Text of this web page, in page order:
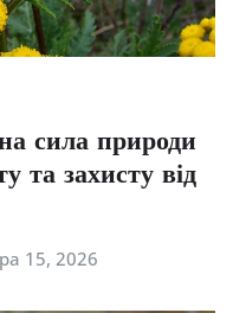
сила природи
та захисту від
15, 2026